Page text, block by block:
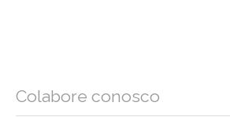
Colabore conosco